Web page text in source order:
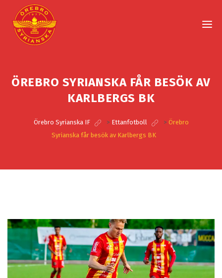
ÖREBRO SYRIANSKA FÅR BESÖK AV
KARLBERGS BK
Örebro Syrianska IF > Ettanfotboll > Örebro
Syrianska får besök av Karlbergs BK